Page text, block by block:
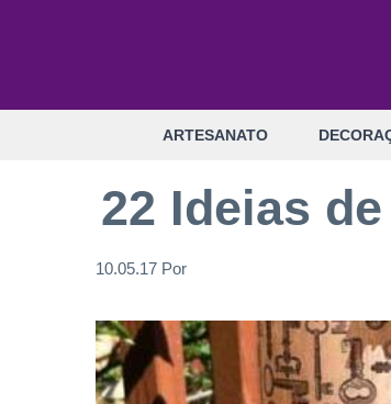
ARTESANATO
22 Ideias
10.05.17 Por